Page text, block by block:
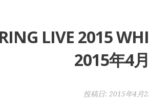
LIVE 2015
2015年4
投稿日: 2015年4月